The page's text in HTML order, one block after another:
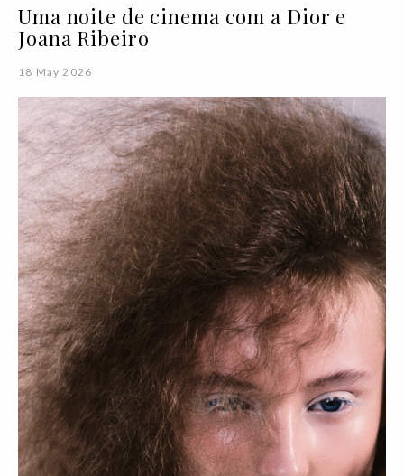
Uma noite de cinema com a Dior e
Joana Ribeiro
18 May 2026